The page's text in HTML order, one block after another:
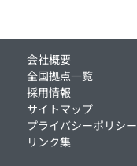
会社概要
全国拠点一覧
採用情報
サイトマップ
プライバシーポリシー
リンク集